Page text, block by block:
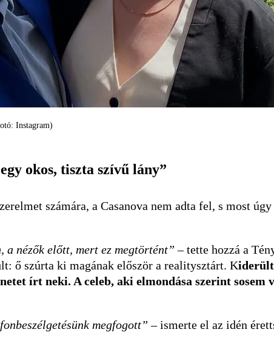
Instagram)
okos, tiszta szívű lány”
számára, a Casanova nem adta fel, s most
nézők előtt, mert ez megtörtént” – tette hozzá a
ő szúrta ki magának először a realitysztárt. K
írt neki. A celeb, aki elmondása szerint sosem
megfogott” – ismerte el az idén